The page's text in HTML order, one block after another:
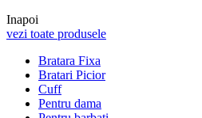
Inapoi
vezi toate produsele
Bratara Fixa
Bratari Picior
Cuff
Pentru dama